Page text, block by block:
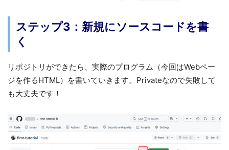
ステップ3：新規にソースコードを書
く
リポジトリができたら、実際のプログラム（今回はWebペー
ジを作るHTML）を書いていきます。Privateなので失敗して
も大丈夫です！